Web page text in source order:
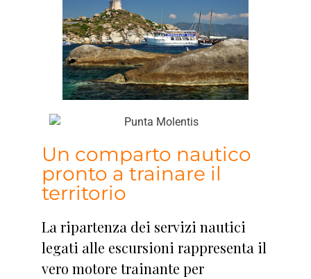
Un comparto nautico
pronto a trainare il
territorio
La ripartenza dei servizi nautici
legati alle escursioni rappresenta il
vero motore trainante per